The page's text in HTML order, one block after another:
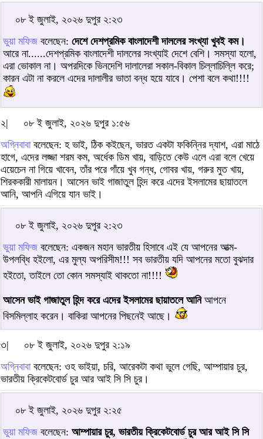
০৮ ই জুলাই, ২০২৬ দুপুর ২:২৩
ভুয়া মফিজ বলেছেন: দেশে দেশপ্রমিক বাংলাদেশী দাললের সংখ্যা খুবই কম।
আরে না......দেশপ্রমিক বাংলাদেশী দাললের সংখ্যাই দেশে বেশি। সমস্যা হলো,
এরা ভোকাল না। অপরদিকে ভিনদেশি দালালেরা সকাল-বিকাল চিল্লাচিল্লি করে;
কারন এটা না করলে এদের দালালীর ভাতা বন্ধ হয়ে যাবে। পেশা বলে কথা!!!!
২|
০৮ ই জুলাই, ২০২৬ দুপুর ১:৫৬
অগ্নিবাবাবলেছেন: হ ভাই, ঠিক কইছেন, ভারত একটা ফকিন্নির দ্যাশ, এরা মাঠে
হাগে, এদের লজ্জা শরম কম, অর্ধেক ডিম খায়, বাড়িতে কেউ এলে এরা বলে খেয়ে
এয়েচেন না গিয়ে খাবেন, তাঁর পরে গাঁয়ে খুব গন্ধ, গোবর খায়, গরুর মুত খায়,
শিরককারী মালায়ন। আসেন ভাই গাজাতুল হিন্দ করে এদের ইসলামের ছায়াতলে
আনি, আপনি এগিয়ে যান ভাই।
০৮ ই জুলাই, ২০২৬ দুপুর ২:২৩
ভুয়া মফিজ বলেছেন: একজন মহান ভারতীয় হিসাবে এই যে আপনের আত্ম-
উপলব্ধি হইলো, এর মুল্য অপরিসীম!!! সব ভারতীয় যদি আপনের মতো বুঝদার
হইতো, তাইলে তো কোন সমস্যাই থাকতো না!!!!
আসেন ভাই গাজাতুল হিন্দ করে এদের ইসলামের ছায়াতলে আনিআপনে
বিসমিল্লাহ করেন। বাকিরা আপনের পিছনেই আছে।
৩|
০৮ ই জুলাই, ২০২৬ দুপুর ২:১৯
অগ্নিবাবাবলেছেন: ওহ ভাইয়া, চরি, আরেকটা কথা ভুলে গেছি, আম্পায়ার চুর,
ভারতীয় ক্রিকেটবোর্ড চুর আর আই সি সি চুর।
০৮ ই জুলাই, ২০২৬ দুপুর ২:২৫
ভুয়া মফিজ বলেছেন: আম্পায়ার চুর, ভারতীয় ক্রিকেটবোর্ড চুর আর আই সি সি